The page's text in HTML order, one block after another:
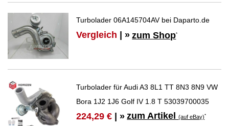
Turbolader 06A145704AV bei Daparto.de
Vergleich | » zum Shop*
Turbolader für Audi A3 8L1 TT 8N3 8N9 VW
Bora 1J2 1J6 Golf IV 1.8 T 53039700035
224,29 € | » zum Artikel(auf eBay)*